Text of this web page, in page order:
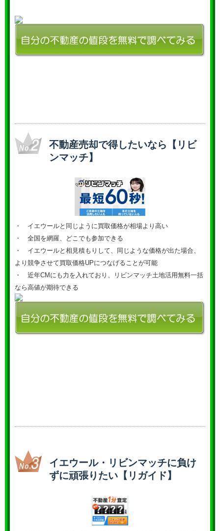
不動産売却で得したいなら【リビ
ンマッチ】
・ イエウールと同じように買取価格が相場より高い
・ 全国を網羅、どこでも参加できる
・ イエウールと相見積もりして、同じような価格が出た場合、
より競争させて買取価格UPにつなげることが可能
・ 近年CMにも力を入れており、リビンマッチ土地活用無料一括
なら高値が期待できる
イエウール・リビンマッチに負け
ずに頑張りたい【リガイド】